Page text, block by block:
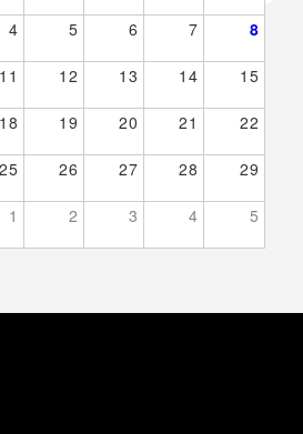
4 5 6 7 8
11 12 13 14 15
18 19 20 21 22
25 26 27 28 29
1 2 3 4 5